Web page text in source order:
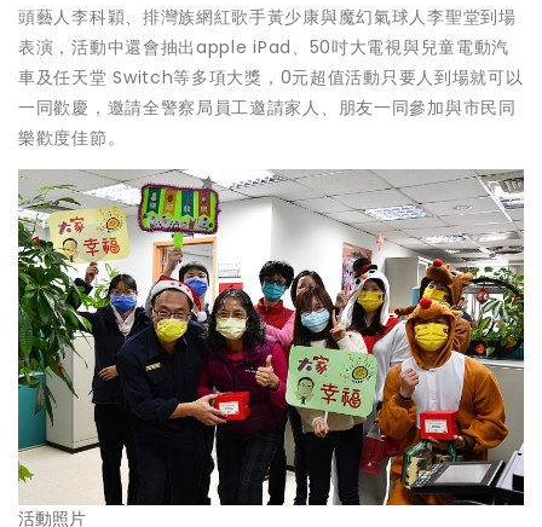
頭藝人李科穎、排灣族網紅歌手黃少康與魔幻氣球人李聖堂到場
表演，活動中還會抽出apple iPad、50吋大電視與兒童電動汽
車及任天堂 Switch等多項大獎，0元超值活動只要人到場就可以
一同歡慶，邀請全警察局員工邀請家人、朋友一同參加與市民同
樂歡度佳節。
活動照片